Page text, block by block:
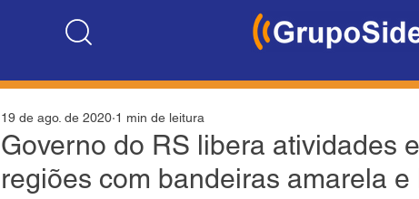
Governo do RS libera atividades
regiões com bandeiras amarela e
19 de ago. de 2020 1 min de leitura